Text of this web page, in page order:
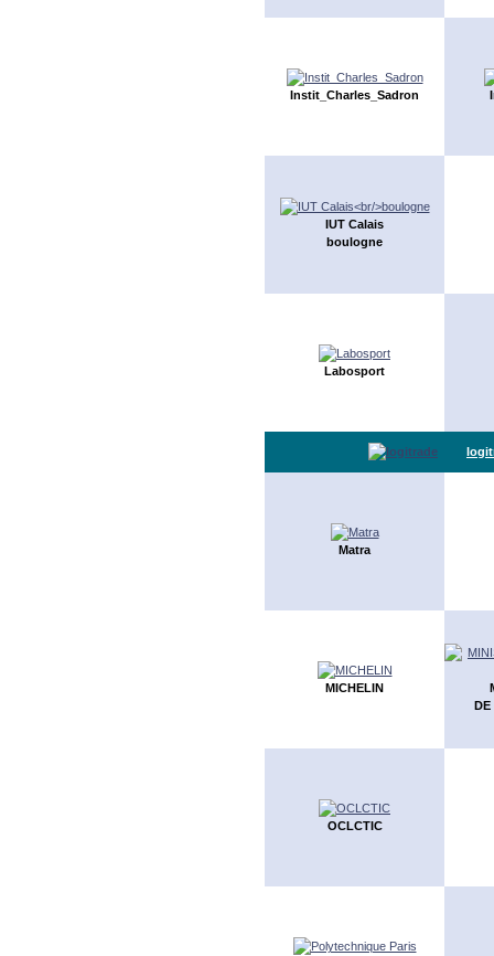
Instit_Charles_Sadron
IUT Calais
boulogne
Labosport
Matra
MICHELIN
DE
OCLCTIC